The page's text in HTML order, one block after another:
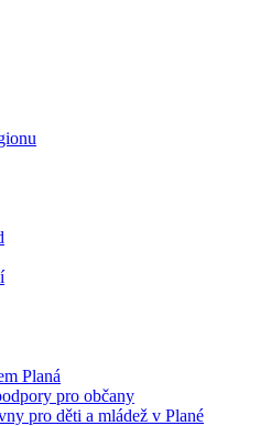
Planá
pro občany
pro děti a mládež v Plané